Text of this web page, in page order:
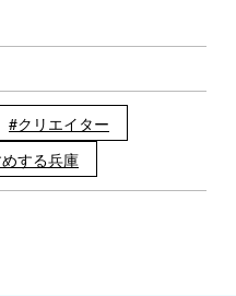
クリエイター
する兵庫